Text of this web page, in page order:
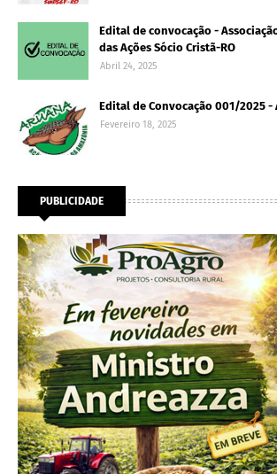
Edital de convocação -
das Ações Sócio Cristã-RO
Abril 24, 2025
Edital de Convocação 001/2025 -
Fevereiro 18, 2025
PUBLICIDADE